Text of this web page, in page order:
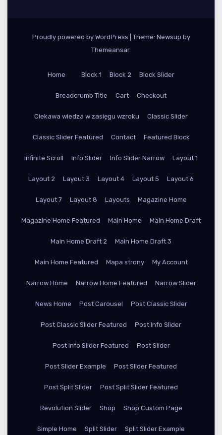
Proudly powered by WordPress
Theme: Newsup by
Themeansar.
Home Block 1 Block 2 Block Slider
Breadcrumb Title Cart Checkout
Ciekawa wiedza w zasięgu wzroku Classic Slider
Classic Slider Featured Contact Featured Block
Infinite Scroll Info Slider Info Slider Narrow Layout 1
Layout 2 Layout 3 Layout 4 Layout 5 Layout 6
Layout 7 Layout 8 Layouts Magazine Home
Magazine Home Featured Main Home Main Home Draft
Main Home Draft 2 Main Home Draft 3
Main Home Featured Mapa strony My Account
Narrow Home Narrow Home Featured Narrow Slider
News Home Post Carousel Post Classic Slider
Post Classic Slider Featured Post Info Slider
Post Info Slider Featured Post Slider
Post Slider Example Post Slider Featured
Post Split Slider Post Split Slider Featured
Revolution Slider Shop Shop Custom Page
Simple Home Split Slider Split Slider Example